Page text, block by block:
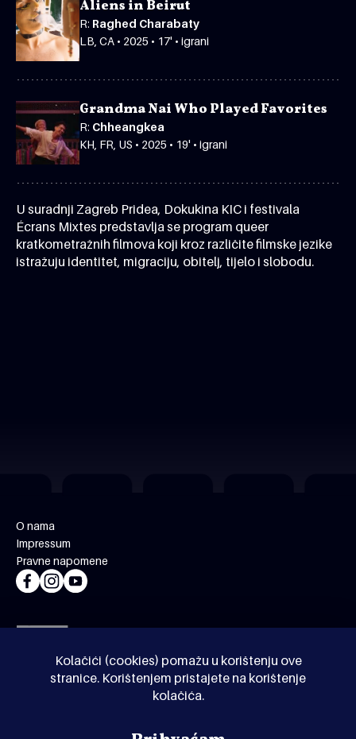
Kolačići (cookies) pomažu u korištenju ove
stranice. Korištenjem pristajete na korištenje
kolačića.
Aliens in Beirut
R: Raghed Charabaty
LB, CA • 2025 • 17' • igrani
Grandma Nai Who Played Favorites
R: Chheangkea
KH, FR, US • 2025 • 19' • igrani
U suradnji Zagreb Pridea, Dokukina KIC i festivala
Écrans Mixtes predstavlja se program queer
kratkometražnih filmova koji kroz različite filmske jezike
istražuju identitet, migraciju, obitelj, tijelo i slobodu.
O nama
Impressum
Pravne napomene
© Kinoholik 2026. Kinoholik nije organizator programa.